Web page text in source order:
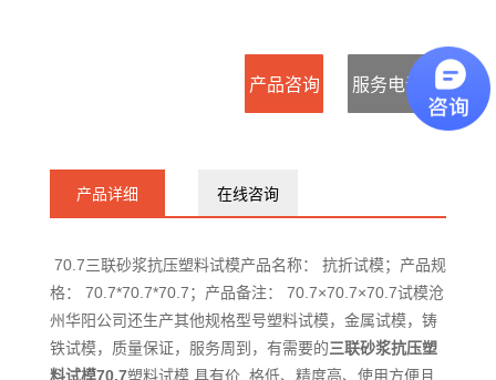
产品咨询 服务电话
产品详细 在线咨询
70.7三联砂浆抗压塑料试模产品名称： 抗折试模；产品规
格： 70.7*70.7*70.7；产品备注： 70.7×70.7×70.7试模沧
州华阳公司还生产其他规格型号塑料试模，金属试模，铸
铁试模，质量保证，服务周到，有需要的三联砂浆抗压塑
料试模70.7塑料试模 具有价 格低、精度高、使用方便且